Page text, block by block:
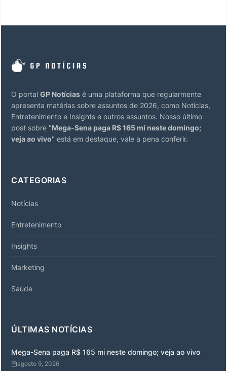
O portal GP Notícias é uma plataforma que regularmente
apresenta matérias sobre assuntos de 2026, como Notícias,
Entretenimento e Insights e outros assuntos. Nosso último
post sobre "Mega-Sena paga R$ 165 mi neste domingo;
veja ao vivo" está em destaque, vale a pena conferir.
CATEGORIAS
Notícias
Entretenimento
Insights
Marketing
Saúde
ÚLTIMAS NOTÍCIAS
Mega-Sena paga R$ 165 mi neste domingo; veja ao vivo
agosto 9, 2026